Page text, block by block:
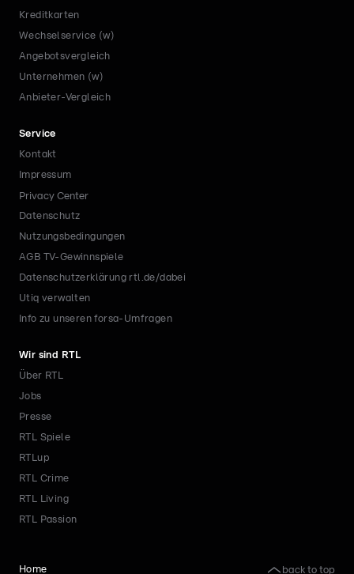
Kreditkarten
Wechselservice (w)
Angebotsvergleich
Unternehmen (w)
Anbieter-Vergleich
Service
Kontakt
Impressum
Privacy Center
Datenschutz
Nutzungsbedingungen
AGB TV-Gewinnspiele
Datenschutzerklärung rtl.de/dabei
Utiq verwalten
Info zu unseren forsa-Umfragen
Wir sind RTL
Über RTL
Jobs
Presse
RTL Spiele
RTLup
RTL Crime
RTL Living
RTL Passion
Home back to top